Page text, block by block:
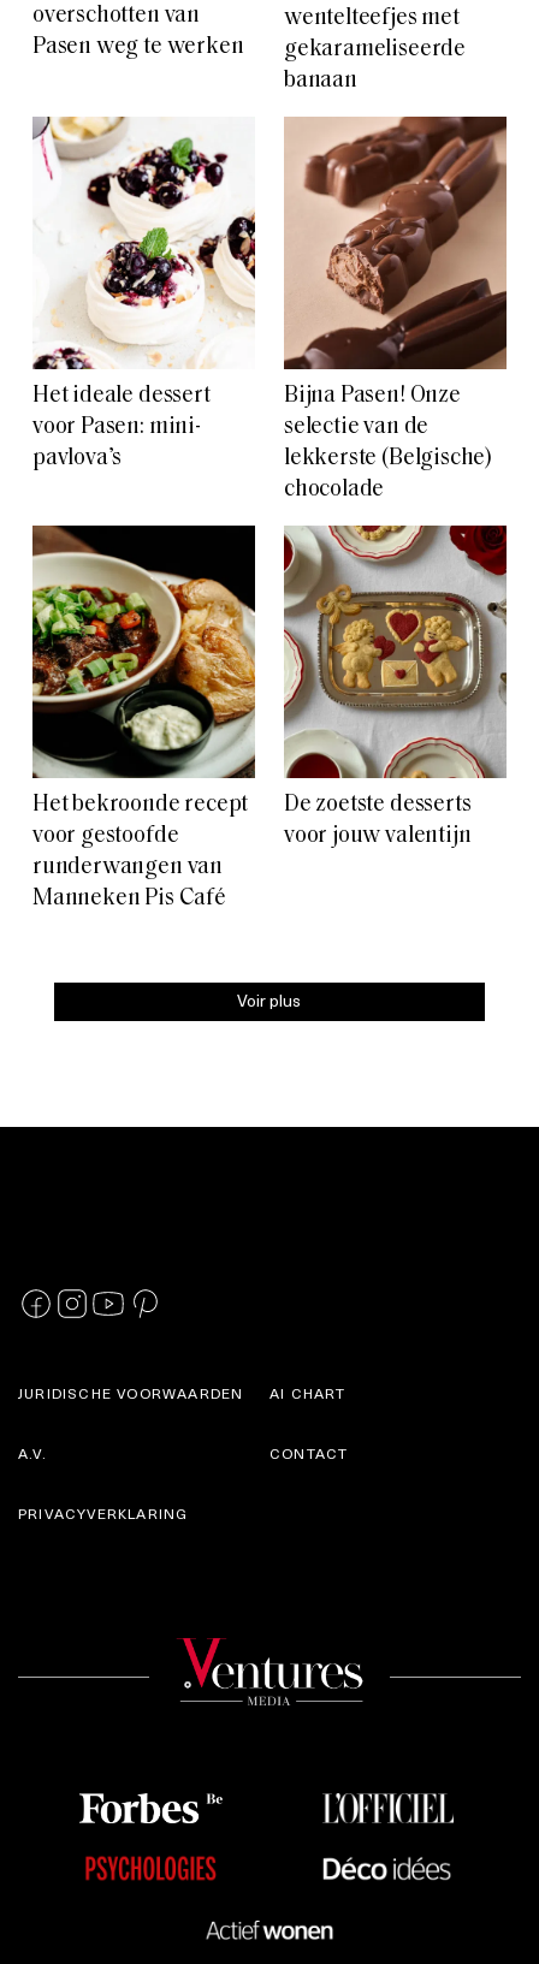
overschotten van
Pasen weg te werken
wentelteefjes met
gekarameliseerde
banaan
Het ideale dessert
voor Pasen: mini-
pavlova’s
Bijna Pasen! Onze
selectie van de
lekkerste (Belgische)
chocolade
Het bekroonde recept
voor gestoofde
runderwangen van
Manneken Pis Café
De zoetste desserts
voor jouw valentijn
Voir plus
JURIDISCHE VOORWAARDEN
A.V.
AI CHART
CONTACT
PRIVACYVERKLARING